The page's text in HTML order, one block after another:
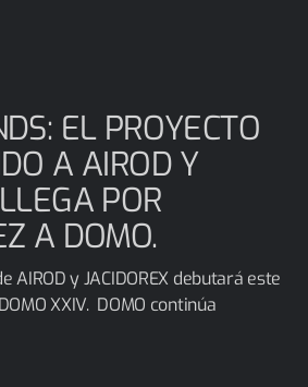
EL PROYECTO
A AIROD Y
POR
A DOMO.
AIROD y JACIDOREX debutará este
XXIV. DOMO continúa